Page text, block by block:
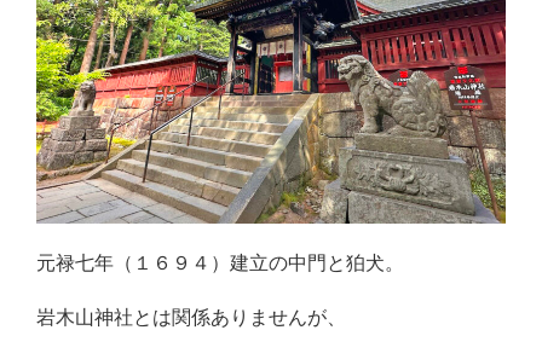
元禄七年（１６９４）建立の中門と狛犬。
岩木山神社とは関係ありませんが、